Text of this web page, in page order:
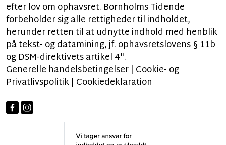
efter lov om ophavsret. Bornholms Tidende
forbeholder sig alle rettigheder til indholdet,
herunder retten til at udnytte indhold med henblik
på tekst- og datamining, jf. ophavsretslovens § 11b
og DSM-direktivets artikel 4".
Generelle handelsbetingelser| Cookie- og
Privatlivspolitik| Cookiedeklaration